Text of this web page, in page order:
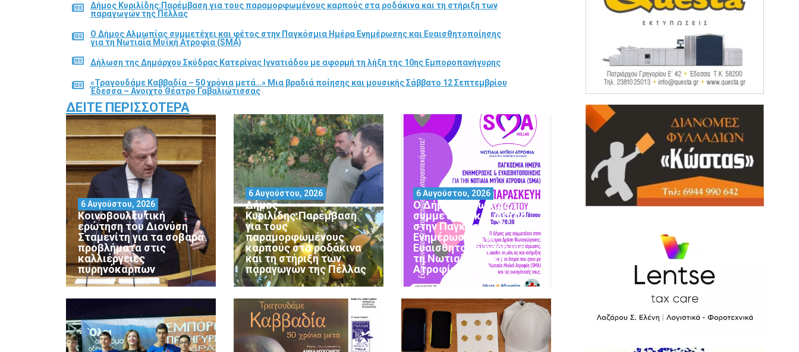
Δήμος Κυριλίδης:Παρέμβαση για τους παραμορφωμένους καρπούς στα ροδάκινα και τη στήριξη των
παραγωγών της Πέλλας
Ο Δήμος Αλμωπίας συμμετέχει και φέτος στην Παγκόσμια Ημέρα Ενημέρωσης και Ευαισθητοποίησης
για τη Νωτιαία Μυϊκή Ατροφία (SMA)
Δήλωση της Δημάρχου Σκύδρας Κατερίνας Ιγνατιάδου με αφορμή τη λήξη της 10ης Εμποροπανήγυρης
«Τραγουδάμε Καββαδία – 50 χρόνια μετά…» Μια βραδιά ποίησης και μουσικής Σάββατο 12 Σεπτεμβρίου
Έδεσσα – Ανοιχτό Θέατρο Γαβαλιώτισσας
ΔΕΊΤΕ ΠΕΡΙΣΣΌΤΕΡΑ
Κοινοβουλευτική
ερώτηση του Διονύση
Σταμενίτη για τα σοβαρά
προβλήματα στις
καλλιέργειες
πυρηνόκαρπων
6 Αυγούστου, 2026
Δήμος
Κυριλίδης:Παρέμβαση
για τους
παραμορφωμένους
καρπούς στα ροδάκινα
και τη στήριξη των
παραγωγών της Πέλλας
6 Αυγούστου, 2026
Ο Δήμος Αλμωπίας
συμμετέχει και φέτος
στην Παγκόσμια Ημέρα
Ενημέρωσης και
Ευαισθητοποίησης για
τη Νωτιαία Μυϊκή
Ατροφία (SMA)
6 Αυγούστου, 2026